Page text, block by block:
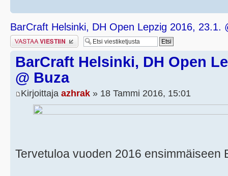
BarCraft Helsinki, DH Open Lepzig 2016, 23.1.
Lähetä vastaus
BarCraft Helsinki, DH Open
@ Buza
Kirjoittaja azhrak » 18 Tammi 2016, 15:01
Tervetuloa vuoden 2016 ensimmäiseen